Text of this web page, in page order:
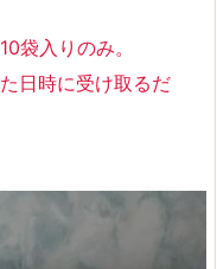
袋入りのみ。
日時に受け取るだ